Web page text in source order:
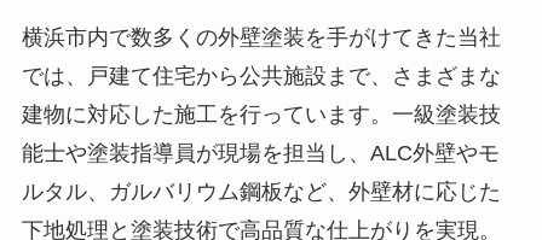
横浜市内で数多くの外壁塗装を手がけてきた当社
では、戸建て住宅から公共施設まで、さまざまな
建物に対応した施工を行っています。一級塗装技
能士や塗装指導員が現場を担当し、ALC外壁やモ
ルタル、ガルバリウム鋼板など、外壁材に応じた
下地処理と塗装技術で高品質な仕上がりを実現。